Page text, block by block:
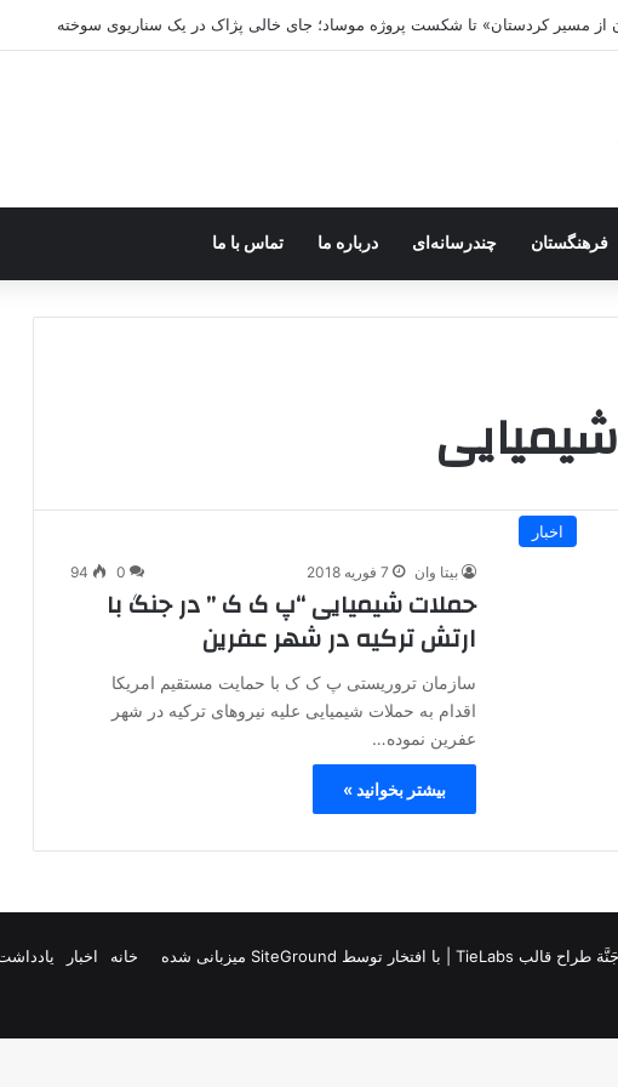
از مسیر کردستان» تا شکست پروژه موساد؛ جای خالی پژاک در یک سناریوی سوخته
فرهنگستان چندرسانه‌ای درباره ما تماس با ما
اخبار
بیتا وان 7 فوریه 2018 0
94
حملات شیمیایی “پ ک ک ” در جنگ با
ارتش ترکیه در شهر عفرین
سازمان تروریستی پ ک ک با حمایت مستقیم امریکا
اقدام به حملات شیمیایی علیه نیروهای ترکیه در شهر
عفرین نموده…
بیشتر بخوانید »
جَنَّة طراح قالب TieLabs | با افتخار توسط SiteGround میزبانی شده خانه اخبار